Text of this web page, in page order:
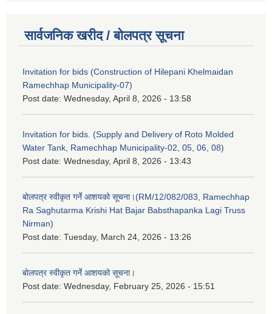
सार्वजनिक खरीद / बोलपत्र सूचना
Invitation for bids (Construction of Hilepani Khelmaidan
Ramechhap Municipality-07)
Post date: Wednesday, April 8, 2026 - 13:58
Invitation for bids. (Supply and Delivery of Roto Molded
Water Tank, Ramechhap Municipality-02, 05, 06, 08)
Post date: Wednesday, April 8, 2026 - 13:43
बोलपत्र स्वीकृत गर्ने आशयको सूचना।(RM/12/082/083, Ramechhap
Ra Saghutarma Krishi Hat Bajar Babsthapanka Lagi Truss
Nirman)
Post date: Tuesday, March 24, 2026 - 13:26
बोलपत्र स्वीकृत गर्ने आशयको सूचना।
Post date: Wednesday, February 25, 2026 - 15:51